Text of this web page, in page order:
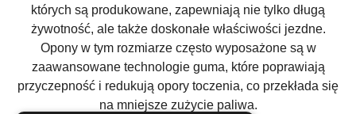
których są produkowane, zapewniają nie tylko długą
żywotność, ale także doskonałe właściwości jezdne.
Opony w tym rozmiarze często wyposażone są w
zaawansowane technologie guma, które poprawiają
przyczepność i redukują opory toczenia, co przekłada się
na mniejsze zużycie paliwa.